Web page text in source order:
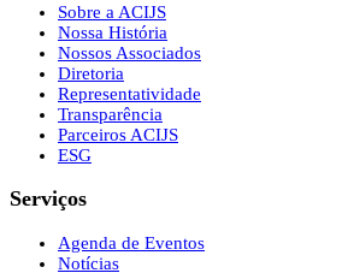
Sobre a ACIJS
Nossa História
Nossos Associados
Diretoria
Representatividade
Transparência
Parceiros ACIJS
ESG
Serviços
Agenda de Eventos
Notícias